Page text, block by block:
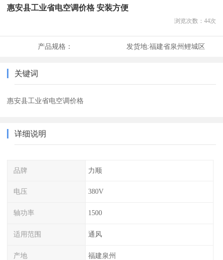
惠安县工业省电空调价格 安装方便
浏览次数： 44次
产品规格： 发货地:福建省泉州鲤城区
关键词
惠安县工业省电空调价格
详细说明
品牌 力顺
电压 380V
轴功率 1500
适用范围 通风
产地 福建泉州